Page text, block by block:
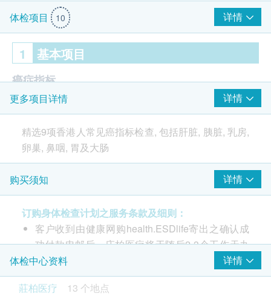
体检项目 10 详情
1 基本项目
癌症指标
病毒抗体EBV (鼻咽癌)
癌抗原125 (卵巢癌普查)
癌抗原15.3 (乳癌)
癌抗原 19.9 (胰脏癌)
甲种胚胎蛋白 (肝脏)
癌抗原 72.4 (胃)
大便潜血 ( 大肠癌普查)
人绒毛膜促性腺素
医生讲解报告
更多项目详情 详情
精选9项香港人常见癌指标检查, 包括肝脏, 胰脏, 乳房,
卵巢, 鼻咽, 胃及大肠
近年癌症成为主要疾病杀手, 占3成死亡人数。早期癌
症并没有明显征兆，会无声靠近。及早验血检查，于
早期发现疾病可更有效让医生为你跟进。本组合专注
为你提供全面癌指标检查，让你快人一步了解自己，
倍加安心。
购买须知 详情
订购身体检查计划之服务条款及细则：
客户收到由健康网购health.ESDlife寄出之确认成
功付款电邮后，庄柏医疗将于随后2-3个工作天办
公时间内，致电客户预约身体检查的时间及地点。
本身体检查计划有效期为1年，客户必须于1年内
(由确认付款日期起计) 接受有关检查，客户需提前
体检中心资料
详情
莊柏医疗
13 个地点